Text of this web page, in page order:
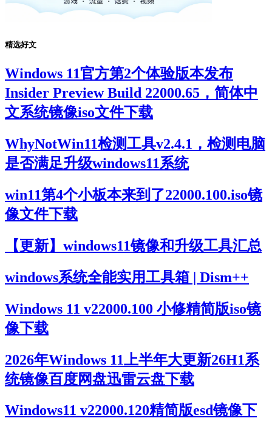
精选好文
Windows 11官方第2个体验版本发布
Insider Preview Build 22000.65，简体中
文系统镜像iso文件下载
WhyNotWin11检测工具v2.4.1，检测电脑
是否满足升级windows11系统
win11第4个小板本来到了22000.100.iso镜
像文件下载
【更新】windows11镜像和升级工具汇总
windows系统全能实用工具箱 | Dism++
Windows 11 v22000.100 小修精简版iso镜
像下载
2026年Windows 11上半年大更新26H1系
统镜像百度网盘迅雷云盘下载
Windows11 v22000.120精简版esd镜像下